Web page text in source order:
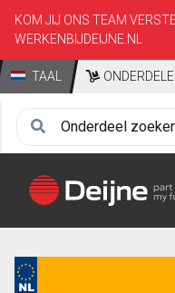
KOM JIJ ONS TEAM
WERKENBIJDEIJNE.NL
TAAL